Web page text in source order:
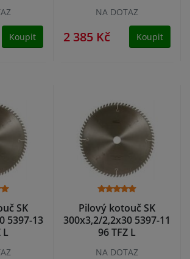
Koupit
NA DOTAZ
2 385 Kč Koupit
SK
5397-13
L
Pilový kotouč SK
300x3,2/2,2x30 5397-11
96 TFZ L
NA DOTAZ